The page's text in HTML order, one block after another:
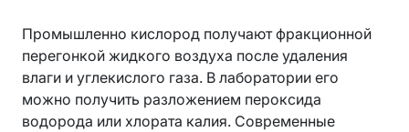
Промышленно кислород получают фракционной
перегонкой жидкого воздуха после удаления
влаги и углекислого газа. В лаборатории его
можно получить разложением пероксида
водорода или хлората калия. Современные